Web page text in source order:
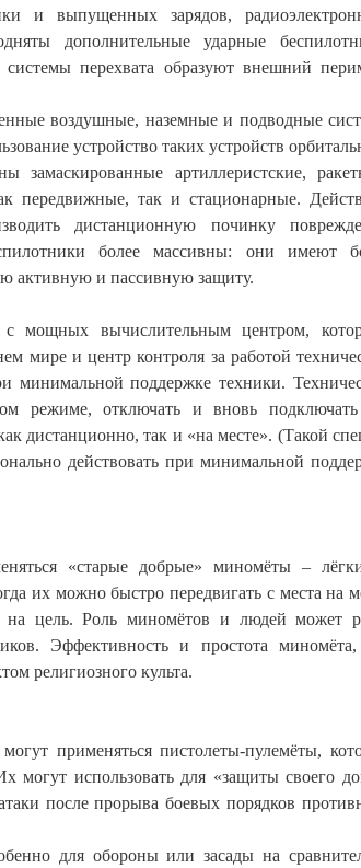
и выпущенных зарядов,
дополнительные ударные
перехвата образуют внешний
воздушные, наземные и подводные
устройство таких устройств
замаскированные артиллеристские,
передвижные, так и стационарные.
дистанционную починку
более массивны: они имеют
активную и пассивную защиту.
с мощных вычислительным центром,
мире и центр контроля за работой
минимальной поддержке техники.
режиме, отключать и вновь
дистанционно, так и «на месте». (Такой
действовать при минимальной
«старые добрые» миномёты –
их можно быстро передвигать с места на
на цель. Роль миномётов и людей может
Эффективность и простота
религиозного культа.
применяться пистолеты-пулемёты,
могут использовать для «защиты своего
после прорыва боевых порядков
для обороны или засады на